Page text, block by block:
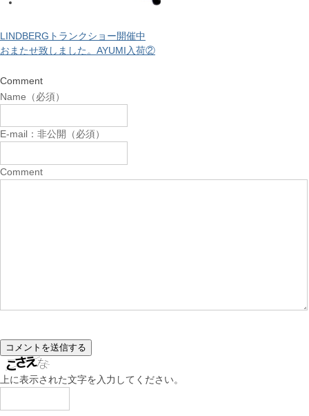
LINDBERGトランクショー開催中
おまたせ致しました。AYUMI入荷②
Comment
Name（必須）
E-mail：非公開（必須）
Comment
上に表示された文字を入力してください。